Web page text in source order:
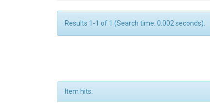
Results 1-1 of 1 (Search time: 0.002 seconds).
Item hits: